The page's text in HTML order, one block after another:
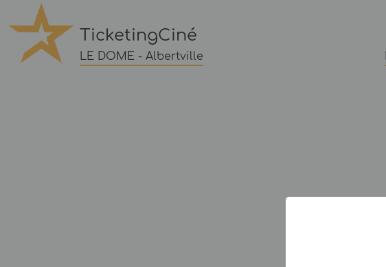
TicketingCiné
LE DOME - Albertville